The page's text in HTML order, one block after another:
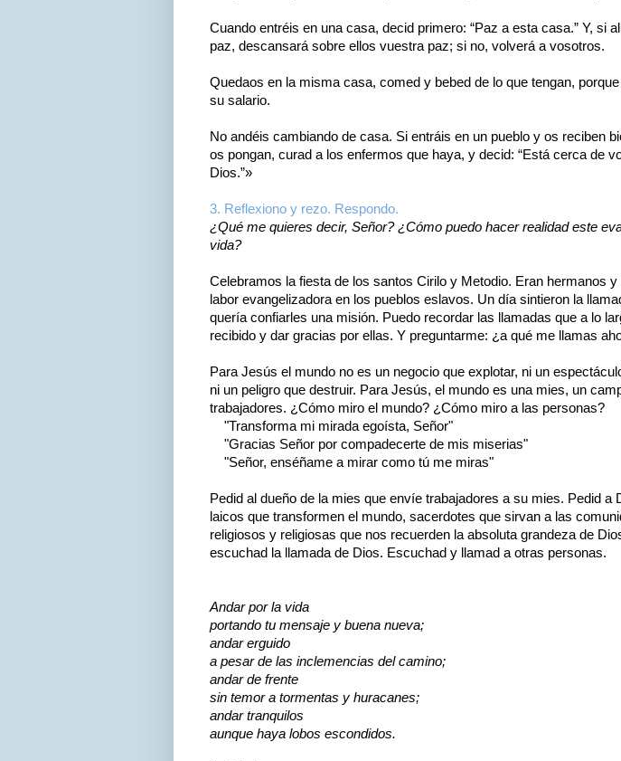
Cuando entréis en una casa, decid primero: “Paz a esta casa.” Y, si
paz, descansará sobre ellos vuestra paz; si no, volverá a vosotros.
Quedaos en la misma casa, comed y bebed de lo que tengan,
su salario.
No andéis cambiando de casa. Si entráis en un pueblo y os reciben
os pongan, curad a los enfermos que haya, y decid: “Está cerca de
Dios.”»
3. Reflexiono y rezo. Respondo.
¿Qué me quieres decir, Señor? ¿Cómo puedo hacer realidad este
vida?
Celebramos la fiesta de los santos Cirilo y Metodio. Eran hermanos
labor evangelizadora en los pueblos eslavos. Un día sintieron la
quería confiarles una misión. Puedo recordar las llamadas que a lo
recibido y dar gracias por ellas. Y preguntarme: ¿a qué me llamas
Para Jesús el mundo no es un negocio que explotar, ni un
ni un peligro que destruir. Para Jesús, el mundo es una mies, un
trabajadores. ¿Cómo miro el mundo? ¿Cómo miro a las personas?
"Transforma mi mirada egoísta, Señor"
"Gracias Señor por compadecerte de mis miserias"
"Señor, enséñame a mirar como tú me miras"
Pedid al dueño de la mies que envíe trabajadores a su mies. Pedid a
laicos que transformen el mundo, sacerdotes que sirvan a las
religiosos y religiosas que nos recuerden la absoluta grandeza de
escuchad la llamada de Dios. Escuchad y llamad a otras personas.
Andar por la vida
portando tu mensaje y buena nueva;
andar erguido
a pesar de las inclemencias del camino;
andar de frente
sin temor a tormentas y huracanes;
andar tranquilos
aunque haya lobos escondidos.